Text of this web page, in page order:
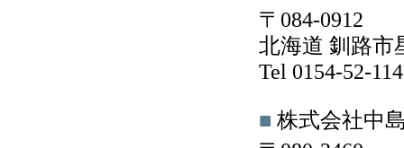
〒084-0912
北海道 釧路市
Tel 0154-52-
■ 株式会社中